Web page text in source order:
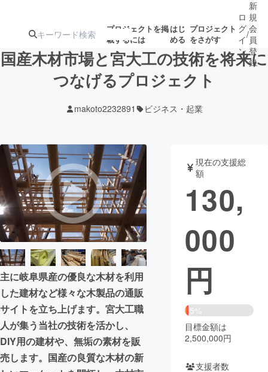
プロジェクトを掲
載するには
はじ
める
プロジェクト
をさがす
ターン
ジェクト
募集終了が近いプ
ロジェクト
アート・写真 音楽
テクノロジー・ガジェット ゲーム・サ
映像・映画
ビジネス・起業
まちづくり・地域活性化
CAMPFIRE for Social Good
CAMPFIRE Creation
CAMPFIREふるさと納税machi-ya コミュニティ
ロ
グ
イ
ン
/
新
規
会
員
登
録
国産木材市場と宮大工の技術を将来に
つなげるプロジェクト
makoto2232891 ビジネス・起業
主に岐阜県産の優良な木材を利用
した建材など様々な木製品の通販
サイトを立ち上げます。宮大工職
人が集う当社の技術を活かし、
DIY用の建材や、無垢の素材を販
売します。国産の良質な木材の新
現在の支援総
額
130,
000
円
5%
目標金額は
2,500,000円
支援者数